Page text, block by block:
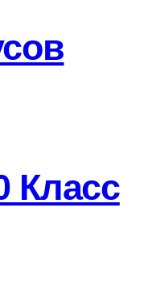
Класс